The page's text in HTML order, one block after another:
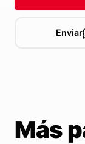
Enviar
Más